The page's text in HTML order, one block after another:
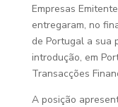
Empresas
entregaram, no
de Portugal a sua
introdução, em
Transacções
A posição